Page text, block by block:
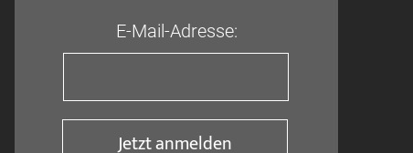
E-Mail-Adresse:
Jetzt anmelden